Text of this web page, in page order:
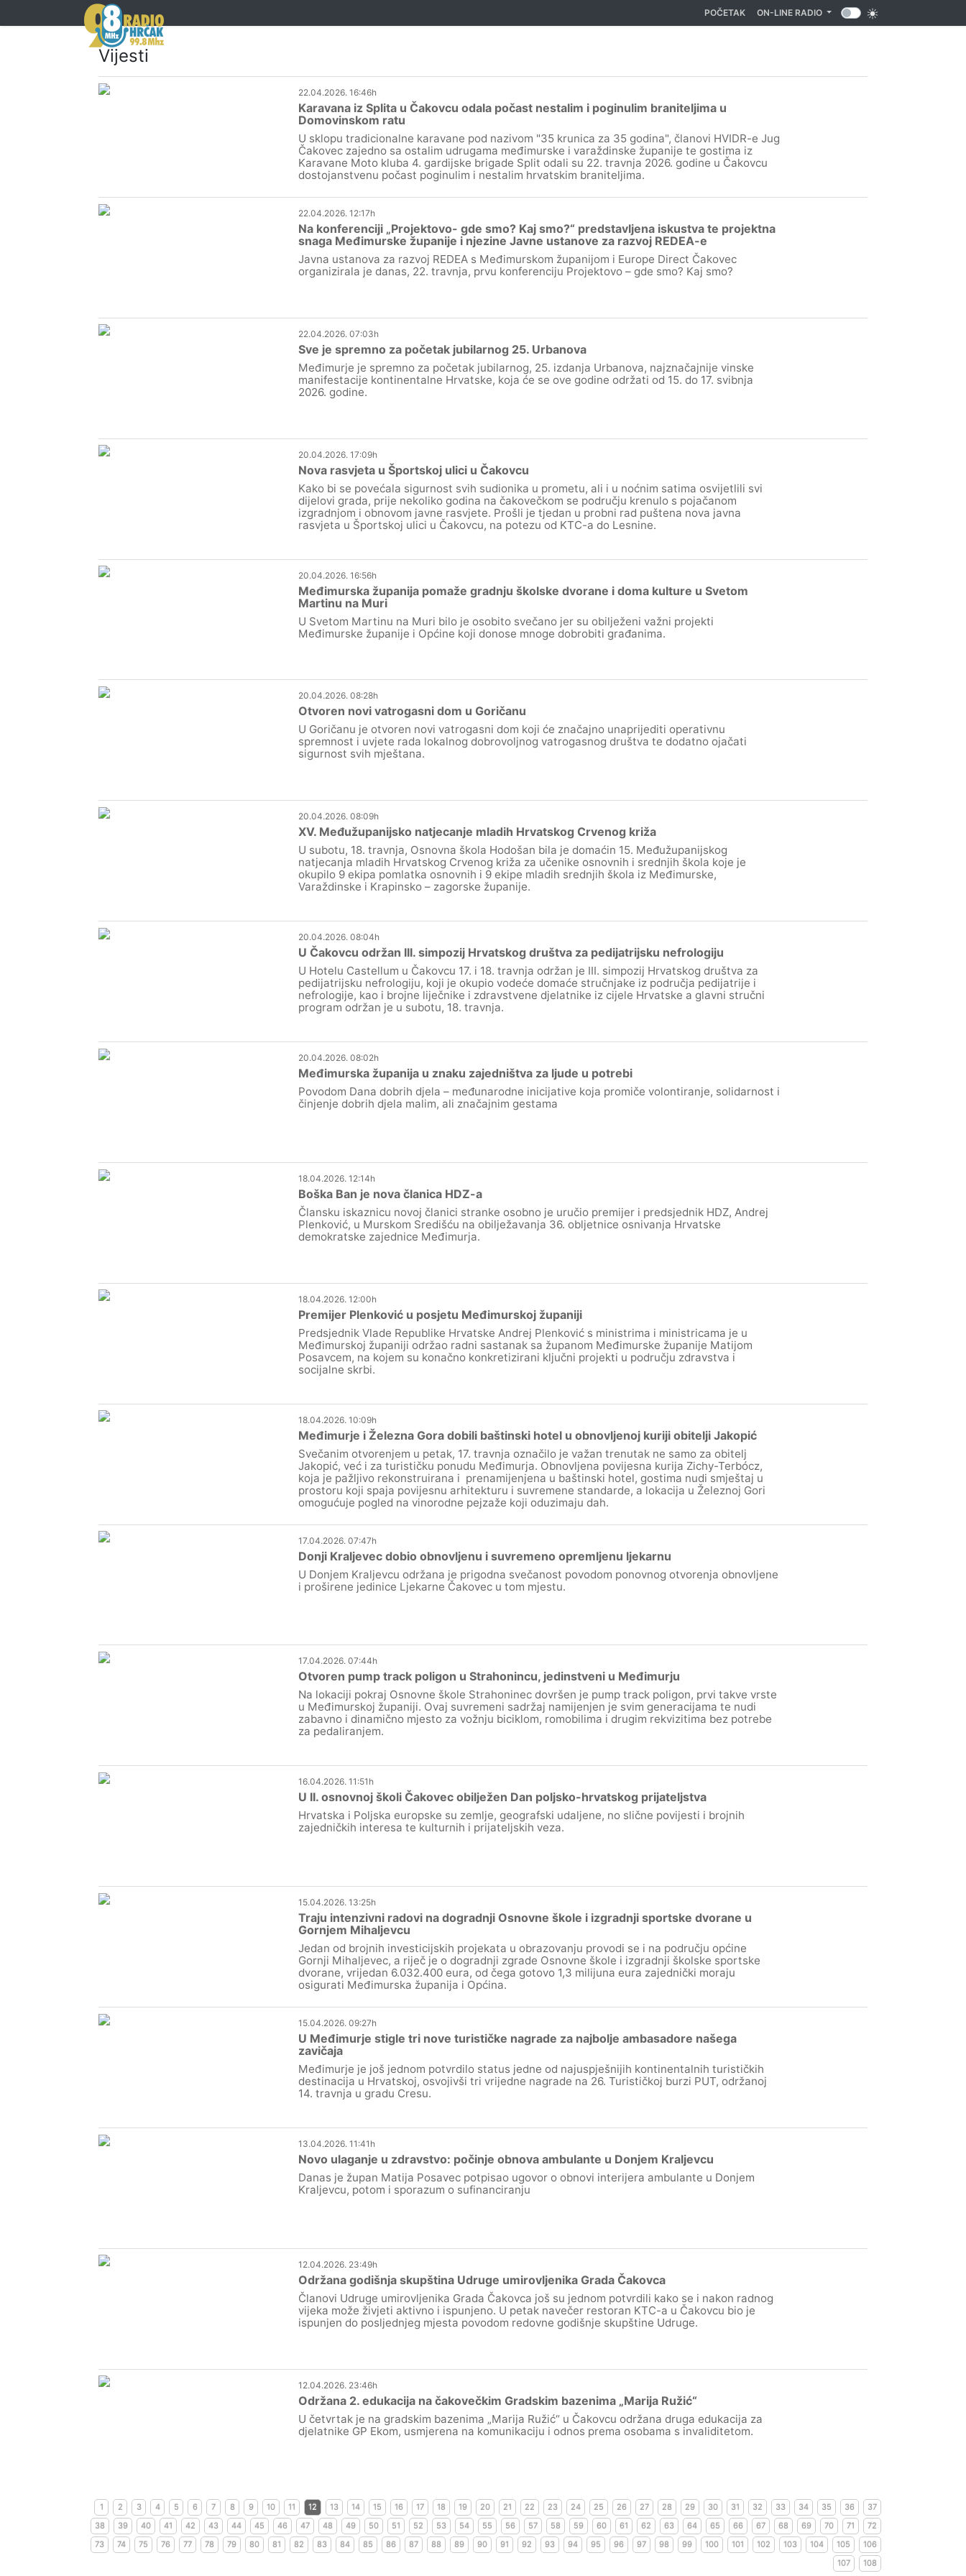
POČETAK(CURRENT)
ON-LINE RADIO
Vijesti
22.04.2026. 16:46h
Karavana iz Splita u Čakovcu odala počast nestalim i poginulim braniteljima u
Domovinskom ratu
U sklopu tradicionalne karavane pod nazivom "35 krunica za 35 godina", članovi HVIDR-e Jug
Čakovec zajedno sa ostalim udrugama međimurske i varaždinske županije te gostima iz
Karavane Moto kluba 4. gardijske brigade Split odali su 22. travnja 2026. godine u Čakovcu
dostojanstvenu počast poginulim i nestalim hrvatskim braniteljima.
22.04.2026. 12:17h
Na konferenciji „Projektovo- gde smo? Kaj smo?“ predstavljena iskustva te projektna
snaga Međimurske županije i njezine Javne ustanove za razvoj REDEA-e
Javna ustanova za razvoj REDEA s Međimurskom županijom i Europe Direct Čakovec
organizirala je danas, 22. travnja, prvu konferenciju Projektovo – gde smo? Kaj smo?
22.04.2026. 07:03h
Sve je spremno za početak jubilarnog 25. Urbanova
Međimurje je spremno za početak jubilarnog, 25. izdanja Urbanova, najznačajnije vinske
manifestacije kontinentalne Hrvatske, koja će se ove godine održati od 15. do 17. svibnja
2026. godine.
20.04.2026. 17:09h
Nova rasvjeta u Športskoj ulici u Čakovcu
Kako bi se povećala sigurnost svih sudionika u prometu, ali i u noćnim satima osvijetlili svi
dijelovi grada, prije nekoliko godina na čakovečkom se području krenulo s pojačanom
izgradnjom i obnovom javne rasvjete. Prošli je tjedan u probni rad puštena nova javna
rasvjeta u Športskoj ulici u Čakovcu, na potezu od KTC-a do Lesnine.
20.04.2026. 16:56h
Međimurska županija pomaže gradnju školske dvorane i doma kulture u Svetom
Martinu na Muri
U Svetom Martinu na Muri bilo je osobito svečano jer su obilježeni važni projekti
Međimurske županije i Općine koji donose mnoge dobrobiti građanima.
20.04.2026. 08:28h
Otvoren novi vatrogasni dom u Goričanu
U Goričanu je otvoren novi vatrogasni dom koji će značajno unaprijediti operativnu
spremnost i uvjete rada lokalnog dobrovoljnog vatrogasnog društva te dodatno ojačati
sigurnost svih mještana.
20.04.2026. 08:09h
XV. Međužupanijsko natjecanje mladih Hrvatskog Crvenog križa
U subotu, 18. travnja, Osnovna škola Hodošan bila je domaćin 15. Međužupanijskog
natjecanja mladih Hrvatskog Crvenog križa za učenike osnovnih i srednjih škola koje je
okupilo 9 ekipa pomlatka osnovnih i 9 ekipe mladih srednjih škola iz Međimurske,
Varaždinske i Krapinsko – zagorske županije.
20.04.2026. 08:04h
U Čakovcu održan III. simpozij Hrvatskog društva za pedijatrijsku nefrologiju
U Hotelu Castellum u Čakovcu 17. i 18. travnja održan je III. simpozij Hrvatskog društva za
pedijatrijsku nefrologiju, koji je okupio vodeće domaće stručnjake iz područja pedijatrije i
nefrologije, kao i brojne liječnike i zdravstvene djelatnike iz cijele Hrvatske a glavni stručni
program održan je u subotu, 18. travnja.
20.04.2026. 08:02h
Međimurska županija u znaku zajedništva za ljude u potrebi
Povodom Dana dobrih djela – međunarodne inicijative koja promiče volontiranje, solidarnost i
činjenje dobrih djela malim, ali značajnim gestama
18.04.2026. 12:14h
Boška Ban je nova članica HDZ-a
Člansku iskaznicu novoj članici stranke osobno je uručio premijer i predsjednik HDZ, Andrej
Plenković, u Murskom Središću na obilježavanja 36. obljetnice osnivanja Hrvatske
demokratske zajednice Međimurja.
18.04.2026. 12:00h
Premijer Plenković u posjetu Međimurskoj županiji
Predsjednik Vlade Republike Hrvatske Andrej Plenković s ministrima i ministricama je u
Međimurskoj županiji održao radni sastanak sa županom Međimurske županije Matijom
Posavcem, na kojem su konačno konkretizirani ključni projekti u području zdravstva i
socijalne skrbi.
18.04.2026. 10:09h
Međimurje i Železna Gora dobili baštinski hotel u obnovljenoj kuriji obitelji Jakopić
Svečanim otvorenjem u petak, 17. travnja označilo je važan trenutak ne samo za obitelj
Jakopić, već i za turističku ponudu Međimurja. Obnovljena povijesna kurija Zichy-Terbócz,
koja je pažljivo rekonstruirana i prenamijenjena u baštinski hotel, gostima nudi smještaj u
prostoru koji spaja povijesnu arhitekturu i suvremene standarde, a lokacija u Železnoj Gori
omogućuje pogled na vinorodne pejzaže koji oduzimaju dah.
17.04.2026. 07:47h
Donji Kraljevec dobio obnovljenu i suvremeno opremljenu ljekarnu
U Donjem Kraljevcu održana je prigodna svečanost povodom ponovnog otvorenja obnovljene
i proširene jedinice Ljekarne Čakovec u tom mjestu.
17.04.2026. 07:44h
Otvoren pump track poligon u Strahonincu, jedinstveni u Međimurju
Na lokaciji pokraj Osnovne škole Strahoninec dovršen je pump track poligon, prvi takve vrste
u Međimurskoj županiji. Ovaj suvremeni sadržaj namijenjen je svim generacijama te nudi
zabavno i dinamično mjesto za vožnju biciklom, romobilima i drugim rekvizitima bez potrebe
za pedaliranjem.
16.04.2026. 11:51h
U II. osnovnoj školi Čakovec obilježen Dan poljsko-hrvatskog prijateljstva
Hrvatska i Poljska europske su zemlje, geografski udaljene, no slične povijesti i brojnih
zajedničkih interesa te kulturnih i prijateljskih veza.
15.04.2026. 13:25h
Traju intenzivni radovi na dogradnji Osnovne škole i izgradnji sportske dvorane u
Gornjem Mihaljevcu
Jedan od brojnih investicijskih projekata u obrazovanju provodi se i na području općine
Gornji Mihaljevec, a riječ je o dogradnji zgrade Osnovne škole i izgradnji školske sportske
dvorane, vrijedan 6.032.400 eura, od čega gotovo 1,3 milijuna eura zajednički moraju
osigurati Međimurska županija i Općina.
15.04.2026. 09:27h
U Međimurje stigle tri nove turističke nagrade za najbolje ambasadore našega
zavičaja
Međimurje je još jednom potvrdilo status jedne od najuspješnijih kontinentalnih turističkih
destinacija u Hrvatskoj, osvojivši tri vrijedne nagrade na 26. Turističkoj burzi PUT, održanoj
14. travnja u gradu Cresu.
13.04.2026. 11:41h
Novo ulaganje u zdravstvo: počinje obnova ambulante u Donjem Kraljevcu
Danas je župan Matija Posavec potpisao ugovor o obnovi interijera ambulante u Donjem
Kraljevcu, potom i sporazum o sufinanciranju
12.04.2026. 23:49h
Održana godišnja skupština Udruge umirovljenika Grada Čakovca
Članovi Udruge umirovljenika Grada Čakovca još su jednom potvrdili kako se i nakon radnog
vijeka može živjeti aktivno i ispunjeno. U petak navečer restoran KTC-a u Čakovcu bio je
ispunjen do posljednjeg mjesta povodom redovne godišnje skupštine Udruge.
12.04.2026. 23:46h
Održana 2. edukacija na čakovečkim Gradskim bazenima „Marija Ružić“
U četvrtak je na gradskim bazenima „Marija Ružić“ u Čakovcu održana druga edukacija za
djelatnike GP Ekom, usmjerena na komunikaciju i odnos prema osobama s invaliditetom.
1 2 3 4 5 6 7 8 9 10 11 12 13 14 15 16 17 18 19 20 21 22 23 24 25 26 27 28 29 30 31 32 33 34 35 36
37
38
39 40 41 42 43 44 45 46 47 48 49 50 51 52 53 54 55 56 57 58 59 60 61 62 63 64 65 66 67 68 69 70 71
72
73
74 75 76 77 78 79 80 81 82 83 84 85 86 87 88 89 90 91 92 93 94 95 96 97 98 99 100 101 102 103 104 105
106
107
108